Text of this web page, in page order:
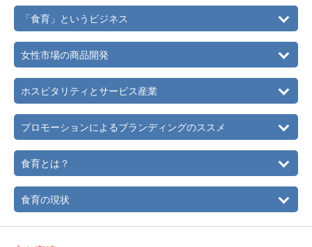
サイト“myFood.jp”チーフエディターから編集長就任。ハー
バル・フード・マイスター資格試験認定講座 「食のハー
ブ」テキスト監修。 ヒューマンアカデミー、進学塾ヒュー
マンを はじめ、学校法人、行政団体、カルチャーセンター
向けに食育セミナー、 受験合格セミナー、 美容セミナーな
例一覧に食育講師として紹介される。著書『合格への食
卓』は中学進学予備校 日能研首都圏・東海地区全校、進研
ゼミ、明光義塾、TAC、帰国便利帳（各国日本大使館にて
配布）などで多数紹介。薬膳粥などFANCL発芽玄米商品の
開発・監修もつとめる。フードおよびビューティと二つの
業界において講演、執筆・監修、雑誌・ラジオ等登場、商
品開発、販促・PR・ブランディング戦略、店舗展開など多
方面にて活躍中。
「食育」というビジネス
女性市場の商品開発
ホスピタリティとサービス産業
プロモーションによるブランディングのススメ
食育とは？
食育の現状